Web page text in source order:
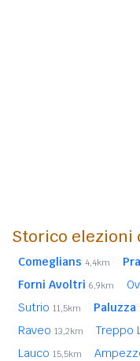
Storico elezioni
Comeglians 4,4km
Forni Avoltri 6,9km
Sutrio 11,5km Paluzza
Raveo 13,2km Treppo
Lauco 15,5km